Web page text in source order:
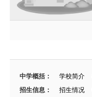
中学概括： 学校简介
招生信息：
招生情况